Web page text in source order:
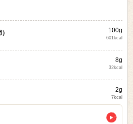
100g
601kcal
8g
32kcal
2g
7kcal